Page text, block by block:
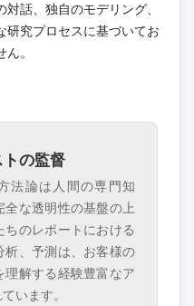
話、独自のモデリング、
研究プロセスに基づいてお
。
の監督
法論は人間の専門知
な透明性の基盤の上
のレポートにおける
析、予測は、お客様の
解する経験豊富なア
います。